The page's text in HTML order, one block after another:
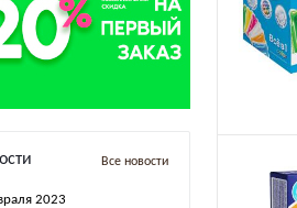
Все новости
2023